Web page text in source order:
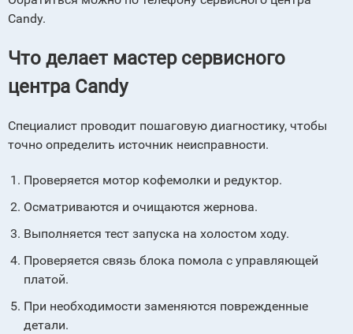
Candy.
Что делает мастер сервисного
центра Candy
Специалист проводит пошаговую диагностику, чтобы
точно определить источник неисправности.
Проверяется мотор кофемолки и редуктор.
Осматриваются и очищаются жернова.
Выполняется тест запуска на холостом ходу.
Проверяется связь блока помола с управляющей
платой.
При необходимости заменяются поврежденные
детали.